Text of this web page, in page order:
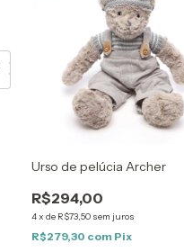
Urso de pelúcia Archer
R$294,00
4xde R$73,50 sem juros
R$279,30 com Pix